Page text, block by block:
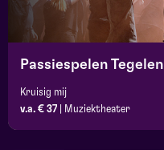
Passiespelen Tegelen
Kruisig mij
v.a. € 37
Muziektheater